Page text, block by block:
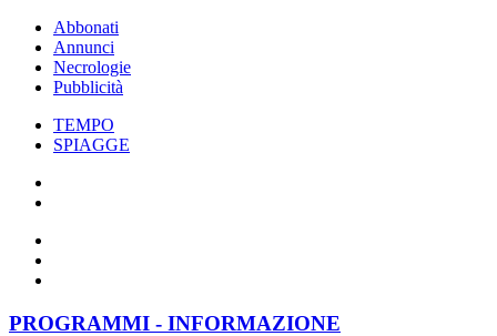
Abbonati
Annunci
Necrologie
Pubblicità
TEMPO
SPIAGGE
PROGRAMMI - INFORMAZIONE